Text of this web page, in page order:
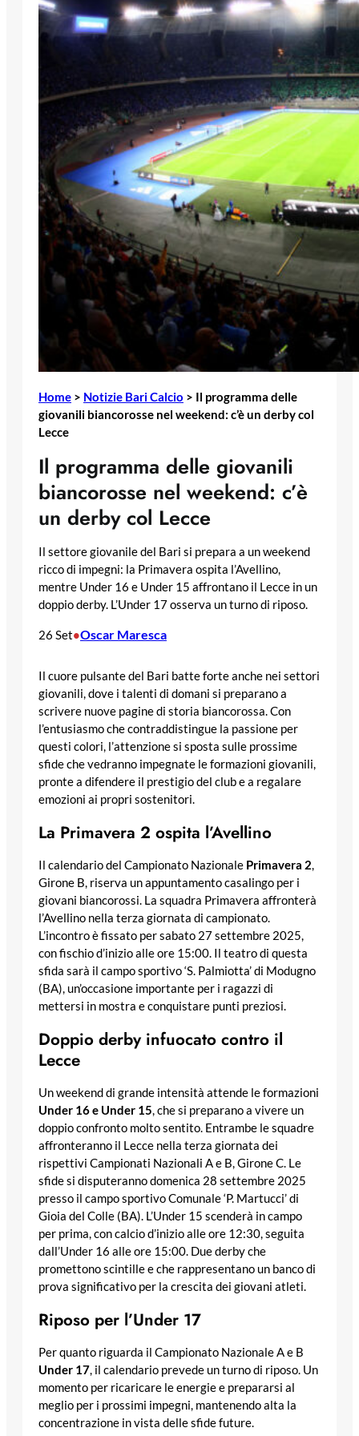
Home > Notizie Bari Calcio > Il programma delle
giovanili biancorosse nel weekend: c’è un derby col
Lecce
Il programma delle giovanili
biancorosse nel weekend: c’è
un derby col Lecce
Il settore giovanile del Bari si prepara a un weekend
ricco di impegni: la Primavera ospita l’Avellino,
mentre Under 16 e Under 15 affrontano il Lecce in un
doppio derby. L’Under 17 osserva un turno di riposo.
26 Set•Oscar Maresca
Il cuore pulsante del Bari batte forte anche nei settori
giovanili, dove i talenti di domani si preparano a
scrivere nuove pagine di storia biancorossa. Con
l’entusiasmo che contraddistingue la passione per
questi colori, l’attenzione si sposta sulle prossime
sfide che vedranno impegnate le formazioni giovanili,
pronte a difendere il prestigio del club e a regalare
emozioni ai propri sostenitori.
La Primavera 2 ospita l’Avellino
Il calendario del Campionato Nazionale Primavera 2,
Girone B, riserva un appuntamento casalingo per i
giovani biancorossi. La squadra Primavera affronterà
l’Avellino nella terza giornata di campionato.
L’incontro è fissato per sabato 27 settembre 2025,
con fischio d’inizio alle ore 15:00. Il teatro di questa
sfida sarà il campo sportivo ‘S. Palmiotta’ di Modugno
(BA), un’occasione importante per i ragazzi di
mettersi in mostra e conquistare punti preziosi.
Doppio derby infuocato contro il
Lecce
Un weekend di grande intensità attende le formazioni
Under 16 e Under 15, che si preparano a vivere un
doppio confronto molto sentito. Entrambe le squadre
affronteranno il Lecce nella terza giornata dei
rispettivi Campionati Nazionali A e B, Girone C. Le
sfide si disputeranno domenica 28 settembre 2025
presso il campo sportivo Comunale ‘P. Martucci’ di
Gioia del Colle (BA). L’Under 15 scenderà in campo
per prima, con calcio d’inizio alle ore 12:30, seguita
dall’Under 16 alle ore 15:00. Due derby che
promettono scintille e che rappresentano un banco di
prova significativo per la crescita dei giovani atleti.
Riposo per l’Under 17
Per quanto riguarda il Campionato Nazionale A e B
Under 17, il calendario prevede un turno di riposo. Un
momento per ricaricare le energie e prepararsi al
meglio per i prossimi impegni, mantenendo alta la
concentrazione in vista delle sfide future.